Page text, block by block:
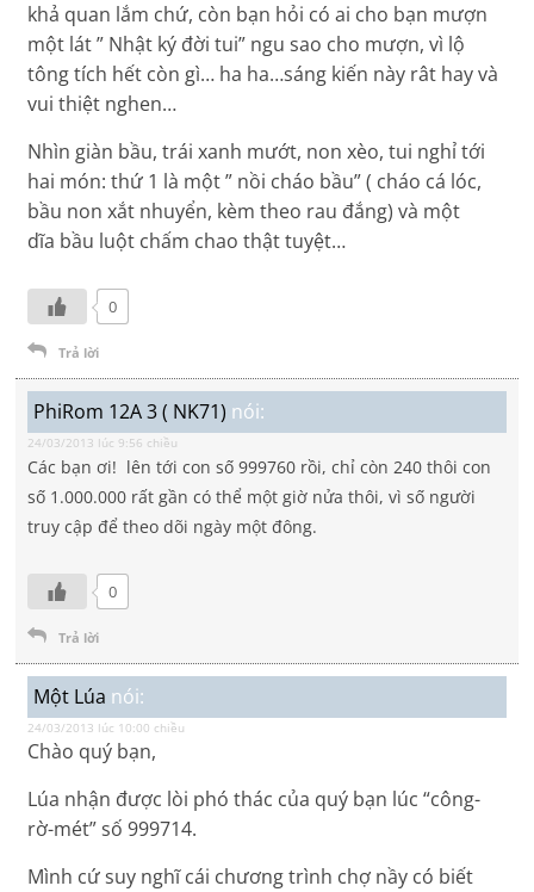
khả quan lắm chứ, còn bạn hỏi có ai cho bạn mượn
một lát ” Nhật ký đời tui” ngu sao cho mượn, vì lộ
tông tích hết còn gì… ha ha…sáng kiến này rât hay và
vui thiệt nghen…
Nhìn giàn bầu, trái xanh mướt, non xèo, tui nghỉ tới
hai món: thứ 1 là một ” nồi cháo bầu” ( cháo cá lóc,
bầu non xắt nhuyển, kèm theo rau đắng) và một
dĩa bầu luột chấm chao thật tuyệt…
0
Trả lời
PhiRom 12A 3 ( NK71) nói:
24/03/2013 lúc 9:56 chiều
Các bạn ơi! lên tới con số 999760 rồi, chỉ còn 240 thôi con
số 1.000.000 rất gần có thể một giờ nửa thôi, vì số người
truy cập để theo dõi ngày một đông.
0
Trả lời
Một Lúa nói:
24/03/2013 lúc 10:00 chiều
Chào quý bạn,
Lúa nhận được lòi phó thác của quý bạn lúc “công-
rờ-mét” số 999714.
Mình cứ suy nghĩ cái chương trình chợ nầy có biết